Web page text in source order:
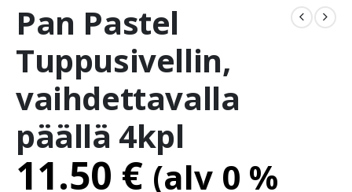
Pan Pastel
Tuppusivellin,
vaihdettavalla
päällä 4kpl
11.50 € (alv 0 %